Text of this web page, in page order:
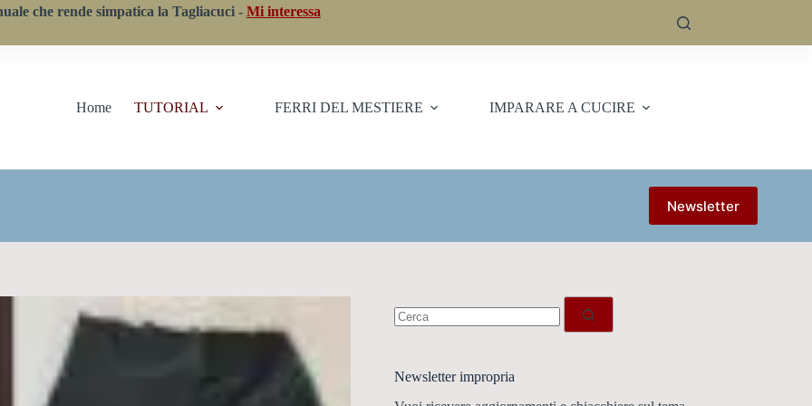
che rende simpatica la Tagliacuci - Mi interessa
Home TUTORIAL FERRI DEL MESTIERE IMPARARE A CUCIRE
Newsletter
risultato
Newsletter impropria